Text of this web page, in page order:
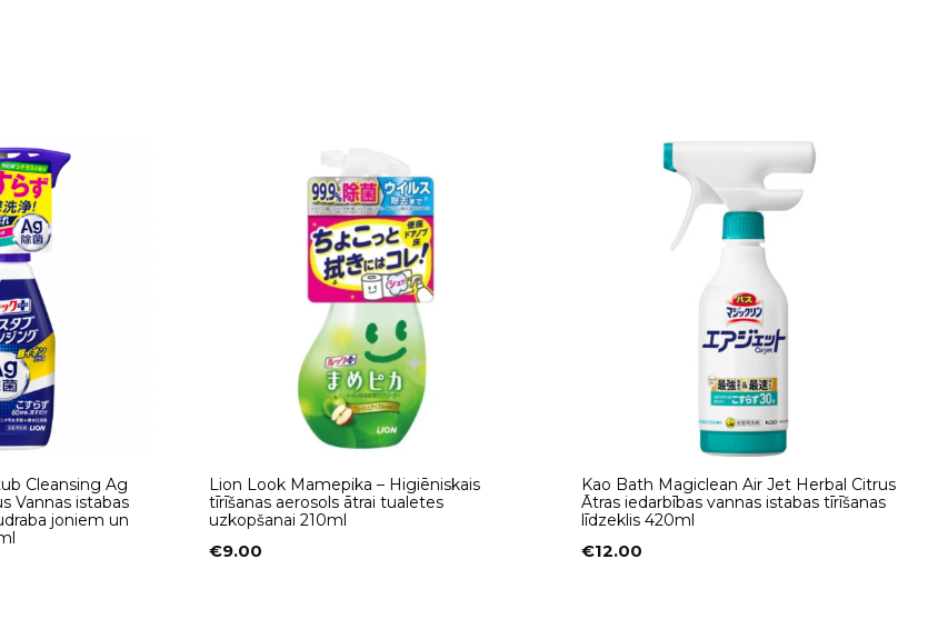
Cleansing Ag
Vannas istabas
joniem un
Lion Look Mamepika – Higiēniskais
tīrīšanas aerosols ātrai tualetes
uzkopšanai 210ml
€9.00
Kao Bath Magiclean Air Jet Herbal Citrus
Ātras iedarbības vannas istabas tīrīšanas
līdzeklis 420ml
€12.00